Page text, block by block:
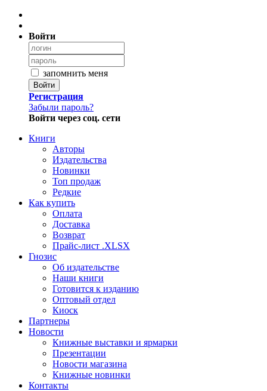
Войти
запомнить меня
Войти
Регистрация
Забыли пароль?
Войти через соц. сети
Книги
Авторы
Издательства
Новинки
Топ продаж
Редкие
Как купить
Оплата
Доставка
Возврат
Прайс-лист .XLSX
Гнозис
Об издательстве
Наши книги
Готовится к изданию
Оптовый отдел
Киоск
Партнеры
Новости
Книжные выставки и ярмарки
Презентации
Новости магазина
Книжные новинки
Контакты